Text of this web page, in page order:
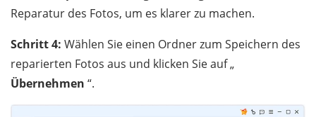
Reparatur des Fotos, um es klarer zu machen.
Schritt 4: Wählen Sie einen Ordner zum Speichern des
reparierten Fotos aus und klicken Sie auf „
Übernehmen “.